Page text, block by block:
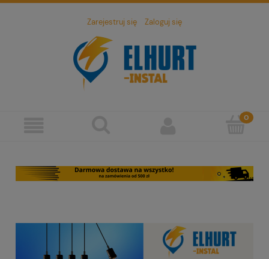
Zarejestruj się Zaloguj się